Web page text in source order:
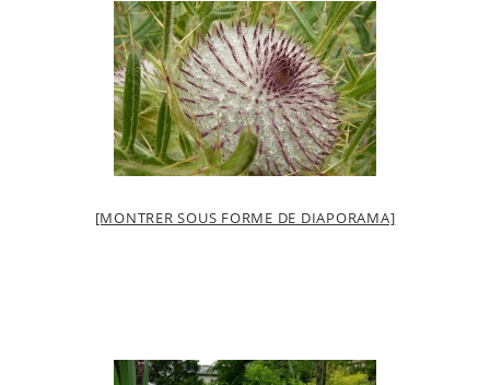
[MONTRER SOUS FORME DE DIAPORAMA]